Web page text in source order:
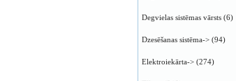
Degvielas sistēmas vārsts (6)
Dzesēšanas sistēma-> (94)
Elektroiekārta-> (274)